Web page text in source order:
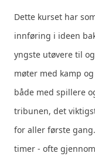
Dette kurset har
innføring i ideen
yngste utøvere til
møter med kamp
både med spillere
tribunen, det
for aller første
timer - ofte